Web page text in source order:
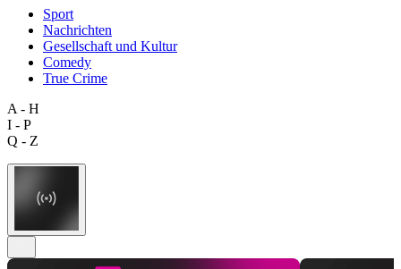
Sport
Nachrichten
Gesellschaft und Kultur
Comedy
True Crime
A - H
I - P
Q - Z